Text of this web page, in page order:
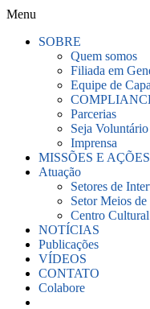
Menu
SOBRE
Quem somos
Filiada em
Equipe de
Parcerias
Seja Voluntário
Imprensa
MISSÕES E AÇÕES
Atuação
Setores de
Setor Meios
Centro
NOTÍCIAS
Publicações
VÍDEOS
CONTATO
Colabore